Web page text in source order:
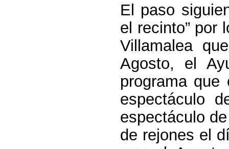
El paso
el recinto” por
Villamalea
Agosto, el
programa
espectáculo
espectáculo
de rejones el